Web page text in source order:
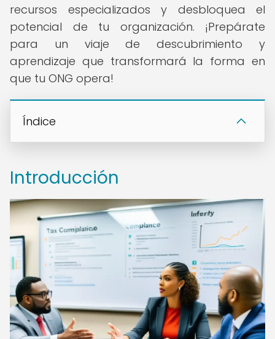
recursos especializados y desbloquea el
potencial de tu organización. ¡Prepárate
para un viaje de descubrimiento y
aprendizaje que transformará la forma en
que tu ONG opera!
Índice
Introducción